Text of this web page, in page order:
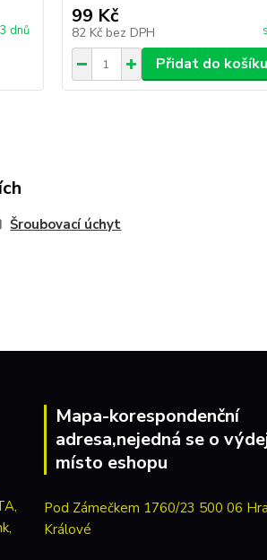
dnů
99 Kč
82 Kč bez DPH
Přidat do košíku
Šroubovací úchyt
Mapa-korespondenční
adresa,nejedná se o
místo eshopu
Pod Zámečkem 1760/23 500 06
Králové